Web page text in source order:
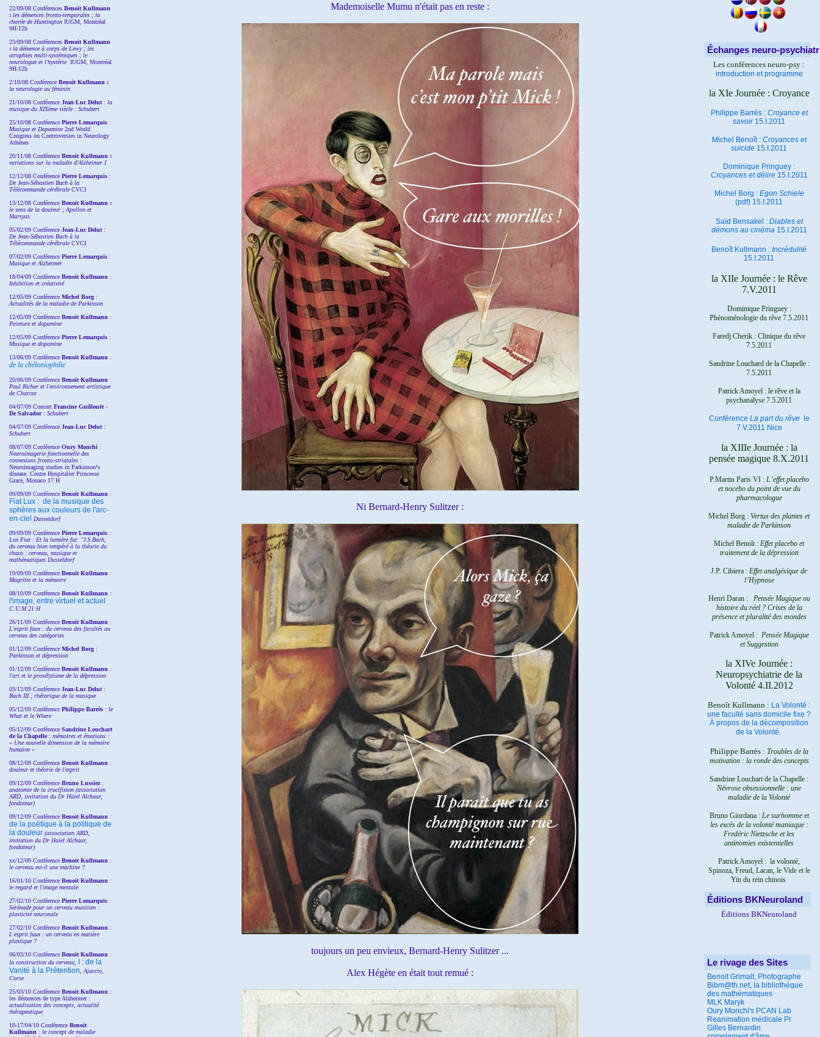
22/09/08 Conférences Benoit Kullmann
: les démences fronto-temporales ; la
chorée de Huntington IUGM, Montréal
9H-12h
23/09/08 Conférences Benoit Kullmann
: la démence à corps de Lewy ; les
atrophies multi-systémiques ; le
neurologue et l'hystérie IUGM, Montréal
9H-12h
2/10/08 Conférence Benoit Kullmann :
la neurologie au féminin
21/10/08 Conférence Jean-Luc Delut : la
musique du XIXème siècle : Schubert
25/10/08 Conférence Pierre Lemarquis :
Musique et Dopamine2nd World
Congress on Controversies in Neurology
Athènes
20/11/08 Conférence Benoit Kullmann :
variations sur la maladie d'Alzheimer I
12/12/08 Conférence Pierre Lemarquis :
De Jean-Sébastien Bach à la
Télécommande cérébraleCVCI
13/12/08 Conférence Benoit Kullmann :
le sens de la douleur ; Apollon et
Marsyas
05/02/09 Conférence Jean-Luc Delut :
De Jean-Sébastien Bach à la
Télécommande cérébraleCVCI
07/02/09 Conférence Pierre Lemarquis :
Musique et Alzheimer
18/04/09 Conférence Benoit Kullmann :
Inhibition et créativité
12/05/09 Conférence Michel Borg :
Actualités de la maladie de Parkinson
12/05/09 Conférence Benoit Kullmann :
Peinture et dopamine
12/05/09 Conférence Pierre Lemarquis :
Musique et dopamine
13/06/09 Conférence Benoit Kullmann :
de la chéloniophilie
20/06/09 Conférence Benoit Kullmann :
Paul Richer et l'environnement artistique
de Charcot
04/07/09 Concert Francine Guillouët -
De Salvador : Schubert
04/07/09 Conférence Jean-Luc Delut :
Schubert
08/07/09 Conférence Oury Monchi :
Neuroimagerie fonctionnelle des
connexions fronto-striatales :
Neuroimaging studies in Parkinson¹s
disease. Centre Hospitalier Princesse
Grace, Monaco 17 H
09/09/09 Conférence Benoit Kullmann :
Fiat Lux : de la musique des
sphères aux couleurs de l'arc-
en-ciel
Dusseldorf
09/09/09 Conférence Pierre Lemarquis :
Lux Fiat : Et la lumière fut: "J.S.Bach,
du cerveau bien tempéré à la théorie du
chaos : cerveau, musique et
mathématiques Dusseldorf
19/09/09 Conférence Benoit Kullmann :
Magritte et la mémoire
08/10/09 Conférence Benoit Kullmann :
l'image, entre virtuel et actuel
C.U.M 21 H
26/11/09 Conférence Benoit Kullmann :
L'esprit faux : du cerveau des facultés au
cerveau des catégories
01/12/09 Conférence Michel Borg :
Parkinson et dépression
01/12/09 Conférence Benoit Kullmann :
l'art et le prosélytisme de la dépression
03/12/09 Conférence Jean-Luc Delut :
Bach III ; rhétorique de la musique
05/12/09 Conférence Philippe Barrès : le
What et le Where
05/12/09 Conférence SandrineLouchart
de la Chapelle: mémoires et émotions :
« Une nouvelle dimension de la mémoire
humaine »
08/12/09 Conférence Benoit Kullmann :
douleur et théorie de l'esprit
09/12/09 Conférence Bruno Lussiez :
anatomie de la crucifixion (association
ARD, invitation du Dr Haiel Alchaar,
fondateur)
09/12/09 Conférence Benoit Kullmann :
de la poétique à la politique de
la douleur (association ARD,
invitation du Dr Haiel Alchaar,
fondateur)
xx/12/09 Conférence Benoit Kullmann :
le cerveau est-il une machine ?
16/01/10 Conférence Benoit Kullmann :
le regard et l'image mentale
27/02/10 Conférence Pierre Lemarquis :
Sérénade pour un cerveau musicien :
plasticité neuronale
27/02/10 Conférence Benoit Kullmann :
L'esprit faux : un cerveau en matière
plastique ?
06/03/10 Conférence Benoit Kullmann :
la construction du cerveau,
I : de la
Vanité à la Prétention , Ajaccio,
Corse
25/03/10 Conférence Benoit Kullmann :
les démences de type Alzheimer :
actualisation des concepts, actualité
thérapeutique
10-17/04/10 Conférence Benoit
Kullmann : le concept de maladie
Mademoiselle Mumu n'était pas en reste :
Ni Bernard-Henry Sulitzer :
toujours un peu envieux, Bernard-Henry Sulitzer ...
Alex Hégète en était tout remué :
Échanges neuro-
Les conférences neuro-psy :
introduction et programme
la XIe Journée : Croyance
Philippe Barrès : Croyance et
savoir15.I.2011
Michel Benoît : Croyances et
suicide 15.I.2011
Dominique Pringuey :
Croyances et délire15.I.2011
Michel Borg : Egon Schiele
(pdf) 15.I.2011
Saïd Bensakel : Diables et
démons au cinéma 15.I.2011
Benoît Kullmann : Incrédulité
15.I.2011
la XIIe Journée : le Rêve
7.V.2011
Dominique Pringuey :
Phénoménologie du rêve 7.5.2011
Faredj Cherik : Clinique du rêve
7.5.2011
Sandrine Louchard de la Chapelle :
7.5.2011
Patrick Amoyel : le rêve et la
psychanalyse 7.5.2011
Conférence La part du rêve
le
7.V.2011 Nice
la XIIIe Journée : la
pensée magique 8.X.2011
P.Martin Paris VI : L’effet placebo
et nocebo du point de vue du
pharmacologue
Michel Borg : Vertus des plantes et
maladie de Parkinson
Michel Benoît : Effet placebo et
traitement de la dépression
J.P. Cibiera : Effet analgésique de
l’Hypnose
Henri Daran : Pensée Magique ou
histoire du réel ?Crises de la
présence et pluralité des mondes
Patrick Amoyel : Pensée Magique
et Suggestion
la XIVe Journée :
Neuropsychiatrie de la
Volonté 4.II.2012
Benoît Kullmann : La Volonté :
une faculté sans domicile fixe ?
À propos de la décomposition
de la Volonté.
Philippe Barrès : Troubles de la
motivation : la ronde des concepts
Sandrine Louchart de la Chapelle :
Névrose obsessionnelle : une
maladie de la Volonté
Bruno Giordana : Le surhomme et
les excès de la volonté maniaque :
Fredéric Nietzsche et les
antinomies existentielles
Patrick Amoyel : la volonté,
Spinoza, Freud, Lacan, le Vide et le
Yin du rein chinois
Éditions BKNeuroland
Éditions BKNeuroland
Le rivage des Sites
Benoit Grimalt, Photographe
Bibm@th.net, la bibliothèque
des mathématiques
MLK Maryk
Oury Monchi's PCAN Lab
Reanimation médicale Pr
Gilles Bernardin